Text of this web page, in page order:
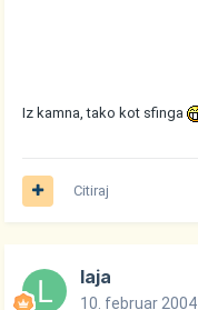
Iz kamna, tako kot sfinga
Citiraj
laja
10. februar 2004